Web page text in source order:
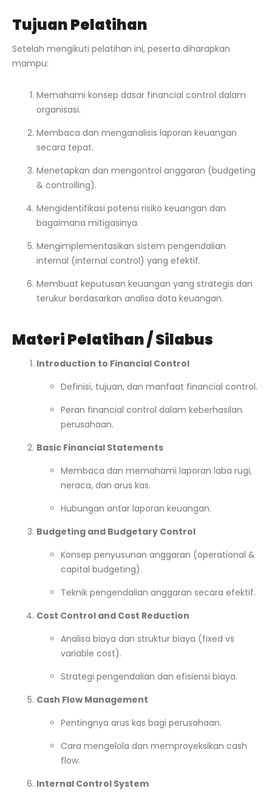
Tujuan Pelatihan
Setelah mengikuti pelatihan ini, peserta diharapkan
mampu:
Memahami konsep dasar financial control dalam
organisasi.
Membaca dan menganalisis laporan keuangan
secara tepat.
Menetapkan dan mengontrol anggaran (budgeting
& controlling).
Mengidentifikasi potensi risiko keuangan dan
bagaimana mitigasinya.
Mengimplementasikan sistem pengendalian
internal (internal control) yang efektif.
Membuat keputusan keuangan yang strategis dan
terukur berdasarkan analisa data keuangan.
Materi Pelatihan / Silabus
Introduction to Financial Control
Definisi, tujuan, dan manfaat financial control.
Peran financial control dalam keberhasilan
perusahaan.
Basic Financial Statements
Membaca dan memahami laporan laba rugi,
neraca, dan arus kas.
Hubungan antar laporan keuangan.
Budgeting and Budgetary Control
Konsep penyusunan anggaran (operational &
capital budgeting).
Teknik pengendalian anggaran secara efektif.
Cost Control and Cost Reduction
Analisa biaya dan struktur biaya (fixed vs
variable cost).
Strategi pengendalian dan efisiensi biaya.
Cash Flow Management
Pentingnya arus kas bagi perusahaan.
Cara mengelola dan memproyeksikan cash
flow.
Internal Control System